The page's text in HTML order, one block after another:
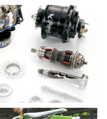
Hand in Holland gefertigt
KOGA bietet eine breite
Elektrorädern, City-Bikes,
und Rennrädern.
für Profis und